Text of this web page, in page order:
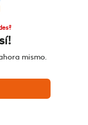
mismo.